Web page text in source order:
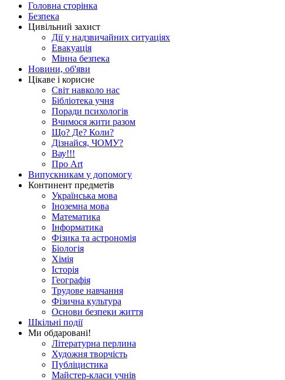
Головна сторінка
Безпека
Цивільний захист
Дії у надзвичайних ситуаціях
Евакуація
Мінна безпека
Новини, об'яви
Цікаве і корисне
Світ навколо нас
Бібліотека учня
Поради психологів
Вчимося жити разом
Що? Де? Коли?
Дізнайся, ЧОМУ?
Вау!!!
Про Art
Випускникам у допомогу
Континент предметів
Українська мова
Іноземна мова
Математика
Інформатика
Фізика та астрономія
Біологія
Хімія
Історія
Географія
Трудове навчання
Фізична культура
Основи безпеки життя
Шкільні події
Ми обдаровані!
Літературна перлина
Художня творчість
Публіцистика
Майстер-класи учнів